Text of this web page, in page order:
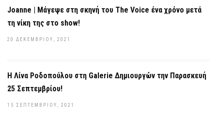
Joanne | Μάγεψε στη σκηνή του The Voice ένα χρόνο μετά
τη νίκη της στο show!
20 ΔΕΚΕΜΒΡΊΟΥ, 2021
Η Λίνα Ροδοπούλου στη Galerie Δημιουργών την Παρασκευή
25 Σεπτεμβρίου!
15 ΣΕΠΤΕΜΒΡΊΟΥ, 2021